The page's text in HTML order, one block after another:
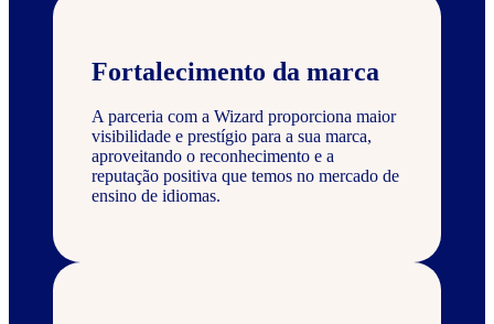
Fortalecimento da marca
A parceria com a Wizard proporciona maior
visibilidade e prestígio para a sua marca,
aproveitando o reconhecimento e a
reputação positiva que temos no mercado de
ensino de idiomas.